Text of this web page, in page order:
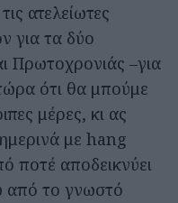
ατελείωτες
για τα δύο
Πρωτοχρονιάς –για
ότι θα μπούμε
μέρες, κι ας
με hang
ποτέ αποδεικνύει
από το γνωστό